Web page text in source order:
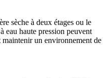
sèche à deux étages ou le
eau haute pression peuvent
un environnement de